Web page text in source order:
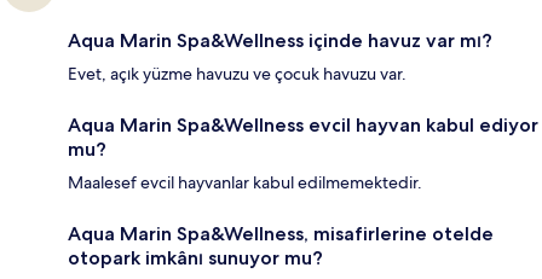
Aqua Marin Spa&Wellness içinde havuz var mı?
Evet, açık yüzme havuzu ve çocuk havuzu var.
Aqua Marin Spa&Wellness evcil hayvan kabul ediyor
mu?
Maalesef evcil hayvanlar kabul edilmemektedir.
Aqua Marin Spa&Wellness, misafirlerine otelde
otopark imkânı sunuyor mu?